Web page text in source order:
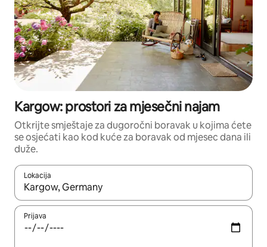
Kargow: prostori za mjesečni najam
Otkrijte smještaje za dugoročni boravak u kojima ćete
se osjećati kao kod kuće za boravak od mjesec dana ili
duže.
Lokacija
Kad su rezultati dostupni, možete da se krećete kroz njih
Prijava